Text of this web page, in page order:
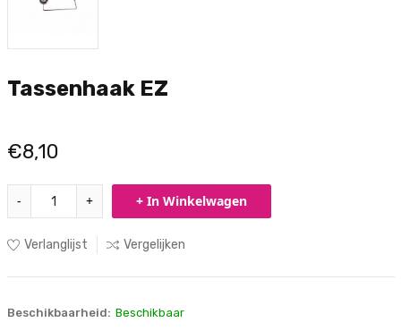
Tassenhaak EZ
€8,10
- + + In Winkelwagen
Verlanglijst Vergelijken
Beschikbaarheid: Beschikbaar